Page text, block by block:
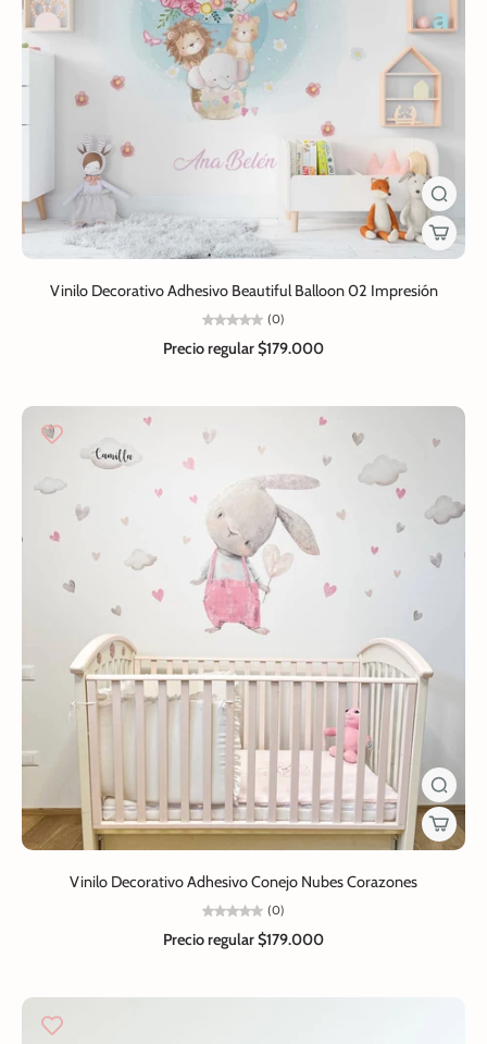
Vinilo Decorativo Adhesivo Beautiful Balloon 02 Impresión
(0)
Precio regular$179.000
Vinilo Decorativo Adhesivo Conejo Nubes Corazones
(0)
Precio regular$179.000